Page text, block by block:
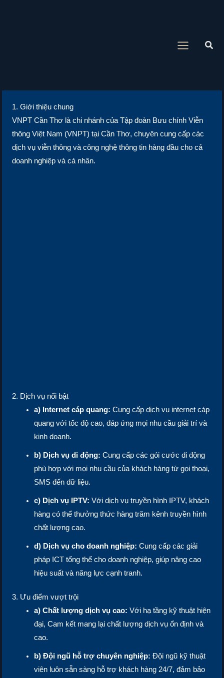
Tìm
1. Giới thiệu chung
VNPT Cần Thơ là chi nhánh của Tập đoàn Bưu chính Viễn
thông Việt Nam (VNPT) tại Cần Thơ, chuyên cung cấp các
dịch vụ viễn thông và công nghệ thông tin hàng đầu cho cả
doanh nghiệp và cá nhân.
2. Dịch vụ nổi bật
a) Internet cáp quang: Cung cấp dịch vụ internet cáp
quang với tốc độ cao, đáp ứng mọi nhu cầu giải trí và
kinh doanh.
b) Dịch vụ di động: Cung cấp các gói cước di động
phù hợp với mọi nhu cầu của khách hàng từ gọi thoại,
SMS đến dữ liệu.
c) Dịch vụ IPTV: Với dịch vụ truyền hình IPTV, khách
hàng có thể thưởng thức hàng trăm kênh truyền hình
chất lượng cao.
d) Dịch vụ cho doanh nghiệp: Cung cấp các giải
pháp ICT tổng thể cho doanh nghiệp, giúp nâng cao
hiệu suất và năng lực cạnh tranh.
3. Ưu điểm vượt trội
a) Chất lượng dịch vụ cao: Với hạ tầng kỹ thuật hiện
đại, Cam kết mang lại chất lượng dịch vụ ổn định và
cao.
b) Đội ngũ hỗ trợ chuyên nghiệp: Đội ngũ kỹ thuật
viên luôn sẵn sàng hỗ trợ khách hàng 24/7, đảm bảo